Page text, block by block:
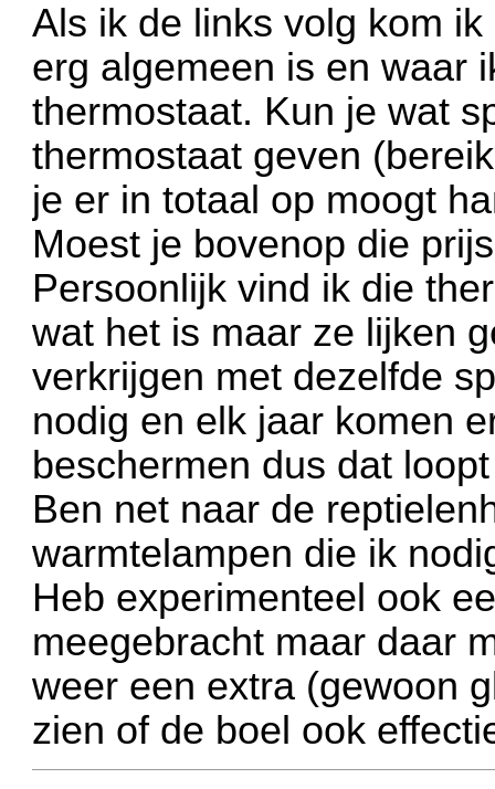
Als ik de links volg kom
erg algemeen is en waar
thermostaat. Kun je wat
thermostaat geven
je er in totaal op moogt
Moest je bovenop die
Persoonlijk vind ik die
wat het is maar ze lijken
verkrijgen met dezelfde
nodig en elk jaar komen
beschermen dus dat
Ben net naar de
warmtelampen die ik
Heb experimenteel ook
meegebracht maar daar
weer een extra (gewoon
zien of de boel ook